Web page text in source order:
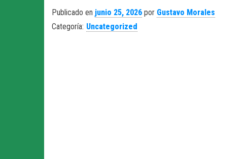
Publicado en junio 25, 2026 por Gustavo Morales
Categoría: Uncategorized